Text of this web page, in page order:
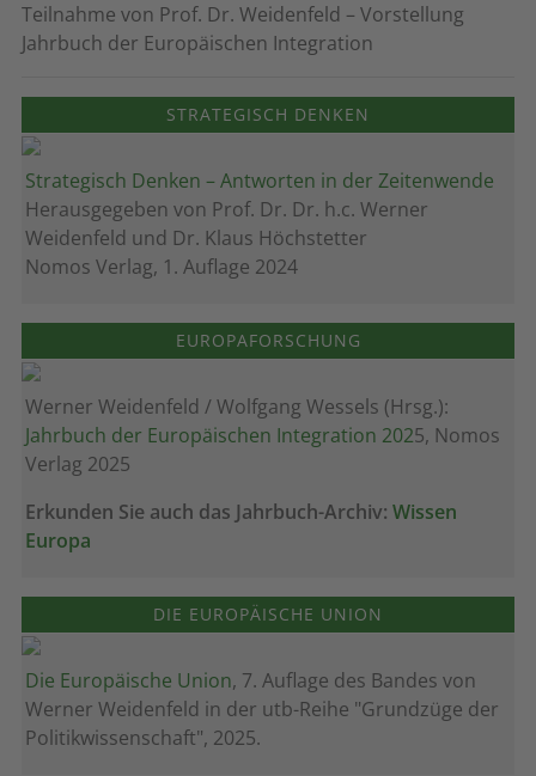
Teilnahme von Prof. Dr. Weidenfeld – Vorstellung
Jahrbuch der Europäischen Integration
STRATEGISCH DENKEN
Strategisch Denken – Antworten in der Zeitenwende
Herausgegeben von Prof. Dr. Dr. h.c. Werner
Weidenfeld und Dr. Klaus Höchstetter
Nomos Verlag, 1. Auflage 2024
EUROPAFORSCHUNG
Werner Weidenfeld / Wolfgang Wessels (Hrsg.):
Jahrbuch der Europäischen Integration 2025, Nomos
Verlag 2025
Erkunden Sie auch das Jahrbuch-Archiv: Wissen
Europa
DIE EUROPÄISCHE UNION
Die Europäische Union, 7. Auflage des Bandes von
Werner Weidenfeld in der utb-Reihe "Grundzüge der
Politikwissenschaft", 2025.